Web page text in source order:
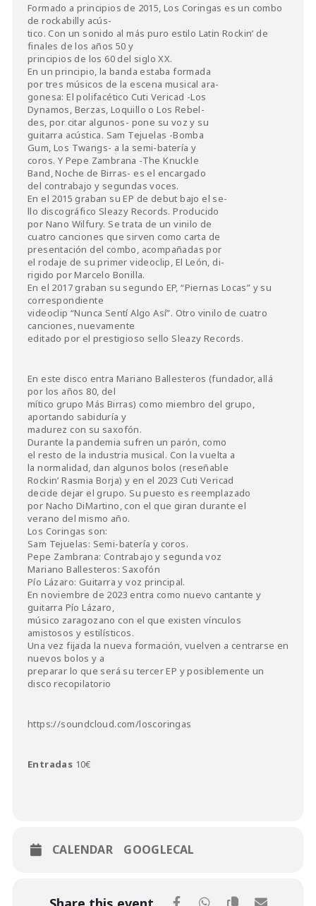
Formado a principios de 2015, Los Coringas es un combo
de rockabilly acús-
tico. Con un sonido al más puro estilo Latin Rockin’ de
finales de los años 50 y
principios de los 60 del siglo XX.
En un principio, la banda estaba formada
por tres músicos de la escena musical ara-
gonesa: El polifacético Cuti Vericad -Los
Dynamos, Berzas, Loquillo o Los Rebel-
des, por citar algunos- pone su voz y su
guitarra acústica. Sam Tejuelas -Bomba
Gum, Los Twangs- a la semi-batería y
coros. Y Pepe Zambrana -The Knuckle
Band, Noche de Birras- es el encargado
del contrabajo y segundas voces.
En el 2015 graban su EP de debut bajo el se-
llo discográfico Sleazy Records. Producido
por Nano Wilfury. Se trata de un vinilo de
cuatro canciones que sirven como carta de
presentación del combo, acompañadas por
el rodaje de su primer videoclip, El León, di-
rigido por Marcelo Bonilla.
En el 2017 graban su segundo EP, “Piernas Locas” y su
correspondiente
videoclip “Nunca Sentí Algo Así”. Otro vinilo de cuatro
canciones, nuevamente
editado por el prestigioso sello Sleazy Records.
En este disco entra Mariano Ballesteros (fundador, allá
por los años 80, del
mítico grupo Más Birras) como miembro del grupo,
aportando sabiduría y
madurez con su saxofón.
Durante la pandemia sufren un parón, como
el resto de la industria musical. Con la vuelta a
la normalidad, dan algunos bolos (reseñable
Rockin’ Rasmia Borja) y en el 2023 Cuti Vericad
decide dejar el grupo. Su puesto es reemplazado
por Nacho DiMartino, con el que giran durante el
verano del mismo año.
Los Coringas son:
Sam Tejuelas: Semi-batería y coros.
Pepe Zambrana: Contrabajo y segunda voz
Mariano Ballesteros: Saxofón
Pío Lázaro: Guitarra y voz principal.
En noviembre de 2023 entra como nuevo cantante y
guitarra Pío Lázaro,
músico zaragozano con el que existen vínculos
amistosos y estilísticos.
Una vez fijada la nueva formación, vuelven a centrarse en
nuevos bolos y a
preparar lo que será su tercer EP y posiblemente un
disco recopilatorio
https://soundcloud.com/loscoringas
Entradas 10€
CALENDAR GOOGLECAL